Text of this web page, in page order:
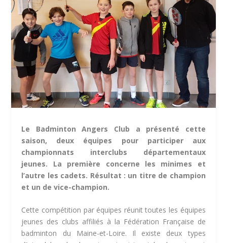
Le Badminton Angers Club a présenté cette
saison, deux équipes pour participer aux
championnats interclubs départementaux
jeunes. La première concerne les minimes et
l’autre les cadets. Résultat : un titre de champion
et un de vice-champion.
Cette compétition par équipes réunit toutes les équipes
jeunes des clubs affiliés à la Fédération Française de
badminton du Maine-et-Loire. Il existe deux types